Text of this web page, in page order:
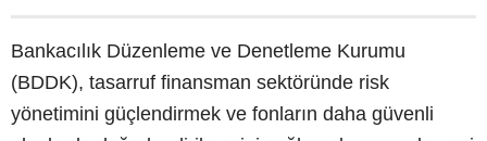
Bankacılık Düzenleme ve Denetleme Kurumu
(BDDK), tasarruf finansman sektöründe risk
yönetimini güçlendirmek ve fonların daha güvenli